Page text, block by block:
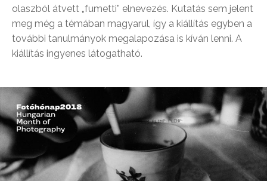
olaszból átvett „fumetti” elnevezés. Kutatás sem jelent
meg még a témában magyarul, így a kiállítás egyben a
további tanulmányok megalapozása is kíván lenni. A
kiállítás ingyenes látogatható.